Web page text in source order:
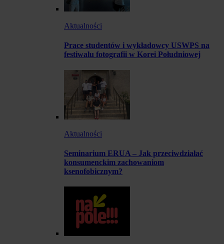
Aktualności
Prace studentów i wykładowcy USWPS na
festiwalu fotografii w Korei Południowej
Aktualności
Seminarium ERUA – Jak przeciwdziałać
konsumenckim zachowaniom
ksenofobicznym?